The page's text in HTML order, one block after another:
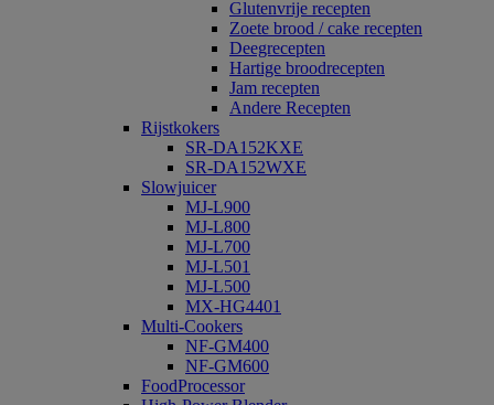
Glutenvrije recepten
Zoete brood / cake recepten
Deegrecepten
Hartige broodrecepten
Jam recepten
Andere Recepten
Rijstkokers
SR-DA152KXE
SR-DA152WXE
Slowjuicer
MJ-L900
MJ-L800
MJ-L700
MJ-L501
MJ-L500
MX-HG4401
Multi-Cookers
NF-GM400
NF-GM600
FoodProcessor